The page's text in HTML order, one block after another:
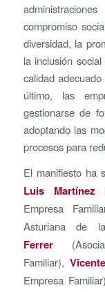
compromiso
diversidad, la
la inclusión
calidad
último, las
gestionarse de
adoptando las
procesos para
El manifiesto ha
Luis Martínez
Empresa
Asturiana de
Ferrer
Familiar),
Empresa